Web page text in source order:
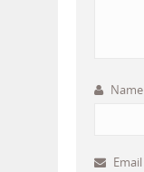
Name
Email